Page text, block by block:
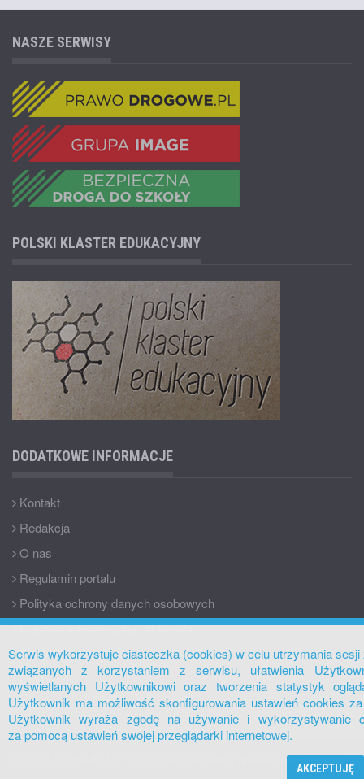
NASZE SERWISY
POLSKI KLASTER EDUKACYJNY
DODATKOWE INFORMACJE
Kontakt
Redakcja
O nas
Regulamin portalu
Polityka ochrony danych osobowych
Klauzula informacyjna dla klienta
Polityka prywatności
Linki
Facebook
© 2026 Grupa IMAGE Sp. z o.o. Wszelkie prawa zastrzeżone.
Serwis wykorzystuje ciasteczka (cookies) w celu utrzymania
związanych z korzystaniem z serwisu, ułatwienia
wyświetlanych Użytkownikowi oraz tworzenia statystyk
Użytkownik ma możliwość skonfigurowania ustawień cookies
Użytkownik wyraża zgodę na używanie i wykorzystywanie
za pomocą ustawień swojej przeglądarki internetowej.